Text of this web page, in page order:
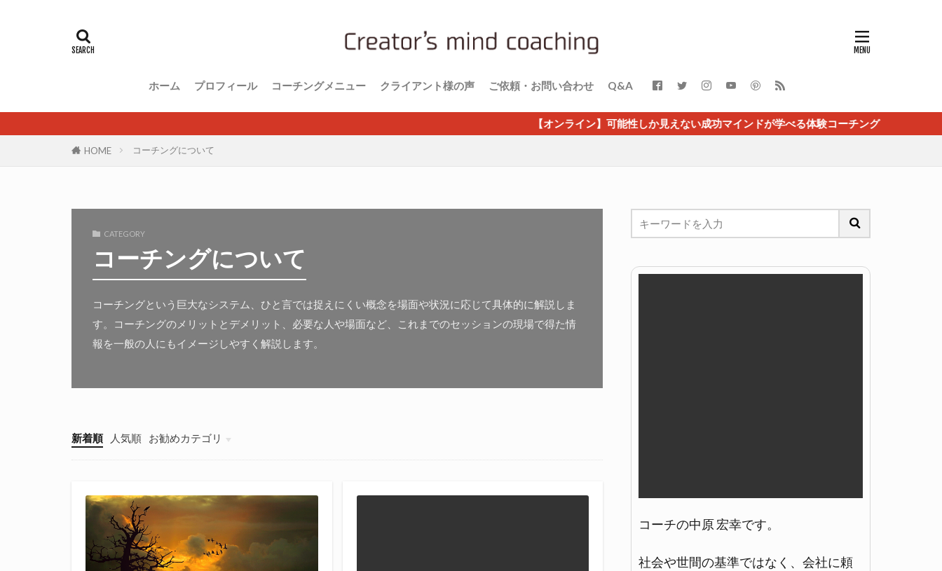
ホーム プロフィール コーチングメニュー クライアント様の声 ご依頼・お問い合わせ Q&A
【オンライン】可能性しか見えない成功マインドが学べる体験コーチング
HOME コーチングについて
CATEGORY
コーチングについて
コーチングという巨大なシステム、ひと言では捉えにくい概念を場面や状況に応じて具体的に解説しま
す。コーチングのメリットとデメリット、必要な人や場面など、これまでのセッションの現場で得た情
報を一般の人にもイメージしやすく解説します。
新着順 人気順
お勧めカテゴリ
自分を変える方法論
恋愛・婚活・パートナー
仕事の悩み
自己肯定感
お金のマインドセット
コーチングの理論と実践を学ぶ
コーチの中原 宏幸です。
社会や世間の基準ではなく、会社に頼